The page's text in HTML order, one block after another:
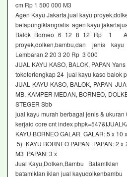
cm Rp 1 500 000 M3
Agen Kayu Jakarta,jual kayu
betapungiklangratis agen kayu
Balok Borneo 6 12 8 12 Rp 1
proyek,dolken,bambu,dan jenis
Lembaran 2 20 3 20 Rp 3 000
JUAL KAYU KASO, BALOK, PAPAN
tokoterlengkap 24 jual kayu kaso balok
JUAL KAYU KASO, BALOK, PAPAN
MB, KAMPER MEDAN, BORNEO,
STEGER Sbb
jual kayu murah berbagai jenis &
kerjaid core cnt index
KAYU BORNEO GALAR GALAR: 5 x
5) KAYU BORNEO PAPAN PAPAN: 2
M3 PAPAN: 3 x
Jual Kayu,Dolken,Bambu BatamIklan
batamiklan iklan jual kayudolkenbambu